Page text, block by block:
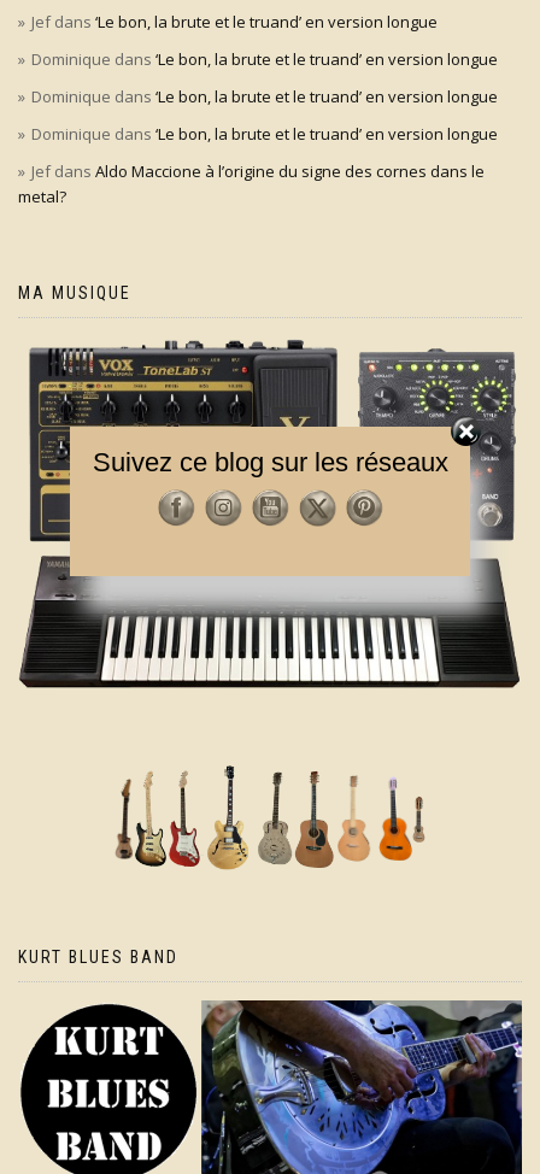
Jefdans ‘Le bon, la brute et le truand’ en version longue
Dominique dans ‘Le bon, la brute et le truand’ en version longue
Dominique dans ‘Le bon, la brute et le truand’ en version longue
Dominique dans ‘Le bon, la brute et le truand’ en version longue
Jefdans Aldo Maccione à l’origine du signe des cornes dans le
metal?
MA MUSIQUE
KURT BLUES BAND
Suivez ce blog sur les réseaux